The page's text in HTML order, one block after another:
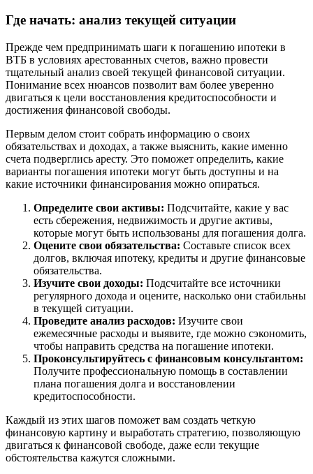
Где начать: анализ текущей ситуации
Прежде чем предпринимать шаги к погашению ипотеки в
ВТБ в условиях арестованных счетов, важно провести
тщательный анализ своей текущей финансовой ситуации.
Понимание всех нюансов позволит вам более уверенно
двигаться к цели восстановления кредитоспособности и
достижения финансовой свободы.
Первым делом стоит собрать информацию о своих
обязательствах и доходах, а также выяснить, какие именно
счета подверглись аресту. Это поможет определить, какие
варианты погашения ипотеки могут быть доступны и на
какие источники финансирования можно опираться.
Определите свои активы: Подсчитайте, какие у вас
есть сбережения, недвижимость и другие активы,
которые могут быть использованы для погашения долга.
Оцените свои обязательства: Составьте список всех
долгов, включая ипотеку, кредиты и другие финансовые
обязательства.
Изучите свои доходы: Подсчитайте все источники
регулярного дохода и оцените, насколько они стабильны
в текущей ситуации.
Проведите анализ расходов: Изучите свои
ежемесячные расходы и выявите, где можно сэкономить,
чтобы направить средства на погашение ипотеки.
Проконсультируйтесь с финансовым консультантом:
Получите профессиональную помощь в составлении
плана погашения долга и восстановлении
кредитоспособности.
Каждый из этих шагов поможет вам создать четкую
финансовую картину и выработать стратегию, позволяющую
двигаться к финансовой свободе, даже если текущие
обстоятельства кажутся сложными.